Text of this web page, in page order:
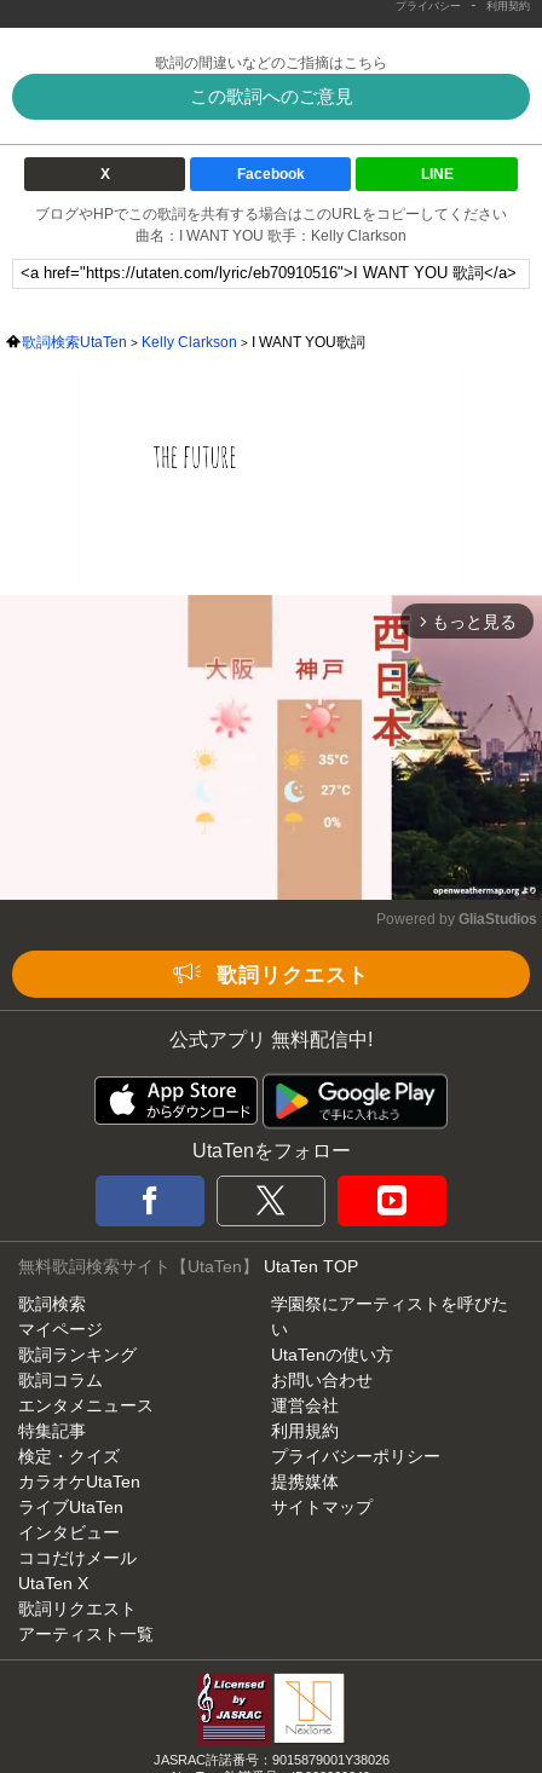
プライバシー - 利用契約
歌詞の間違いなどのご指摘はこちら
この歌詞へのご意見
X Facebook LINE
ブログやHPでこの歌詞を共有する場合はこのURLをコピーしてください
曲名：I WANT YOU 歌手：Kelly Clarkson
歌詞検索UtaTen Kelly Clarkson I WANT YOU歌詞
arrow_forward_ios もっと見る
Powered by GliaStudios
歌詞リクエスト
公式アプリ 無料配信中!
UtaTenをフォロー
無料歌詞検索サイト【UtaTen】 UtaTen TOP
歌詞検索
マイページ
歌詞ランキング
歌詞コラム
エンタメニュース
特集記事
検定・クイズ
カラオケUtaTen
ライブUtaTen
インタビュー
ココだけメール
UtaTen X
歌詞リクエスト
アーティスト一覧
学園祭にアーティストを呼びた
い
UtaTenの使い方
お問い合わせ
運営会社
利用規約
プライバシーポリシー
提携媒体
サイトマップ
JASRAC許諾番号：9015879001Y38026